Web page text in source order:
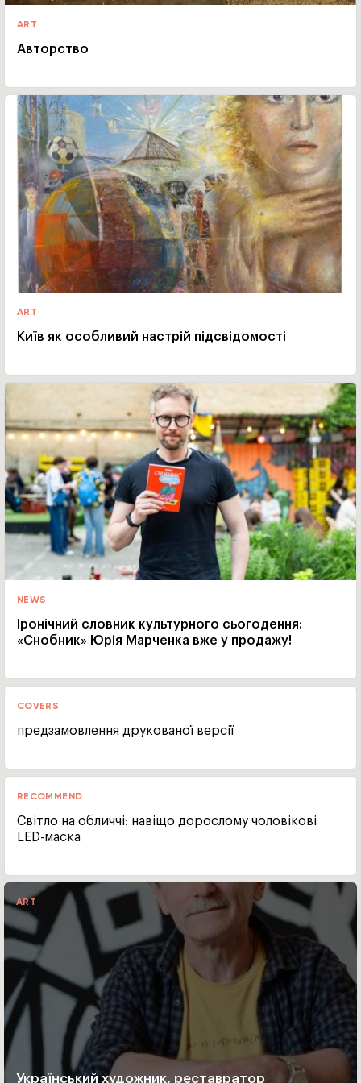
ART
Авторство
ART
Київ як особливий настрій підсвідомості
NEWS
Іронічний словник культурного сьогодення:
«Снобник» Юрія Марченка вже у продажу!
COVERS
предзамовлення друкованої версії
RECOMMEND
Світло на обличчі: навіщо дорослому чоловікові
LED-маска
ART
Український художник, реставратор